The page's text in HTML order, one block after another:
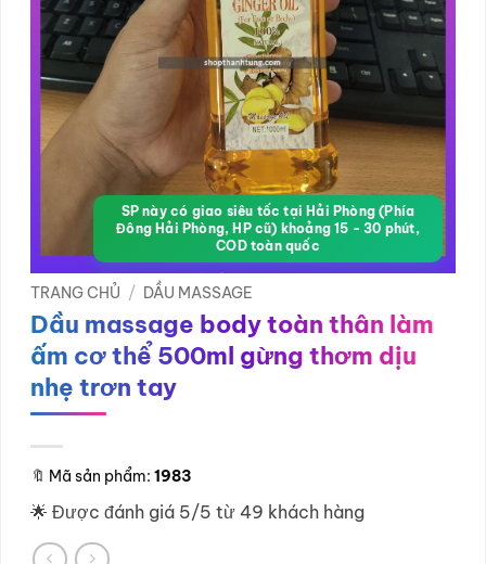
SP này có giao siêu tốc tại Hải Phòng (Phía
Đông Hải Phòng, HP cũ) khoảng 15 - 30 phút,
COD toàn quốc
TRANG CHỦ / DẦU MASSAGE
Dầu massage body toàn thân làm
ấm cơ thể 500ml gừng thơm dịu
nhẹ trơn tay
🔖 Mã sản phẩm: 1983
🌟 Được đánh giá 5/5 từ 49 khách hàng